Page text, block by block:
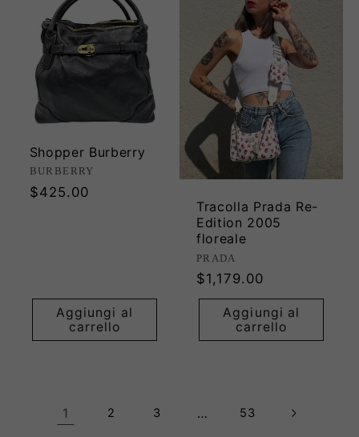
Shopper Burberry
Produttore:
BURBERRY
Prezzo
$425.00
Aggiungi al
carrello
Tracolla Prada Re-
Edition 2005
floreale
Produttore:
PRADA
Prezzo
di
listino
$1,179.00
Aggiungi al
carrello
1 2 3 … 53